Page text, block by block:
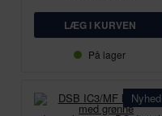
På lager
Nyhed